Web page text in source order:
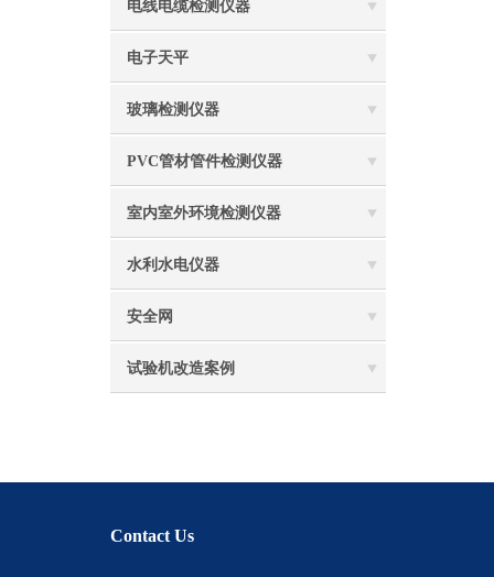
电线电缆检测仪器
电子天平
玻璃检测仪器
PVC管材管件检测仪器
室内室外环境检测仪器
水利水电仪器
安全网
试验机改造案例
Contact Us